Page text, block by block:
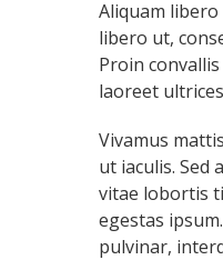
Aliquam
libero ut,
Proin
laoreet
Vivamus
ut iaculis. Sed
vitae lobortis
egestas
pulvinar,